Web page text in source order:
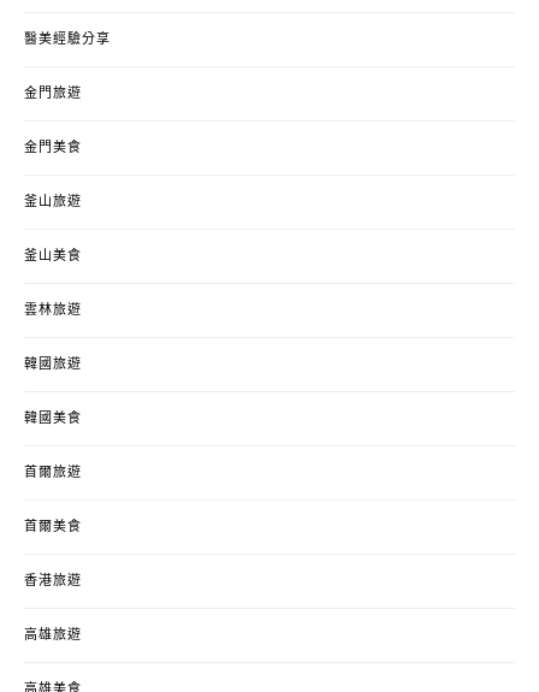
醫美經驗分享
金門旅遊
金門美食
釜山旅遊
釜山美食
雲林旅遊
韓國旅遊
韓國美食
首爾旅遊
首爾美食
香港旅遊
高雄旅遊